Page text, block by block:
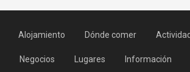
Alojamiento Dónde comer
Negocios Lugares Información